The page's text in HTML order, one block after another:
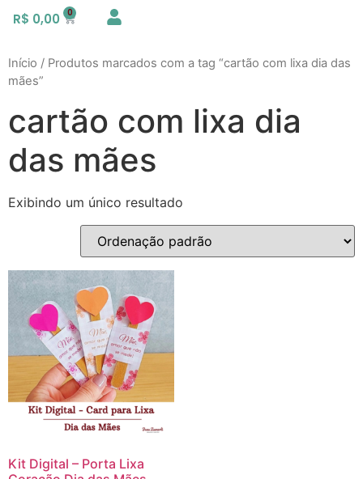
R$ 0,00
Início / Produtos marcados com a tag “cartão com lixa dia das
mães”
cartão com lixa dia
das mães
Exibindo um único resultado
Kit Digital – Porta Lixa